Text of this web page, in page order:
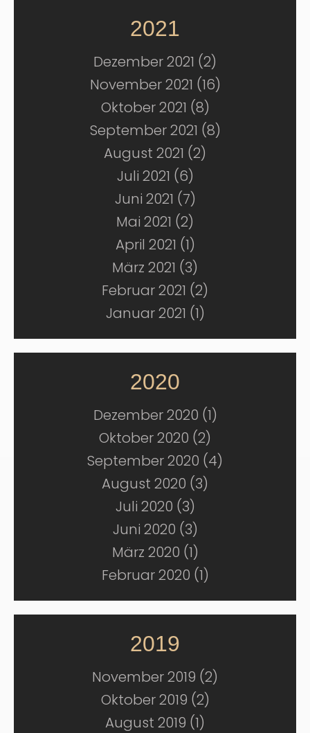
2021
Dezember 2021 (2)
November 2021 (16)
Oktober 2021 (8)
September 2021 (8)
August 2021 (2)
Juli 2021 (6)
Juni 2021 (7)
Mai 2021 (2)
April 2021 (1)
März 2021 (3)
Februar 2021 (2)
Januar 2021 (1)
2020
Dezember 2020 (1)
Oktober 2020 (2)
September 2020 (4)
August 2020 (3)
Juli 2020 (3)
Juni 2020 (3)
März 2020 (1)
Februar 2020 (1)
2019
November 2019 (2)
Oktober 2019 (2)
August 2019 (1)